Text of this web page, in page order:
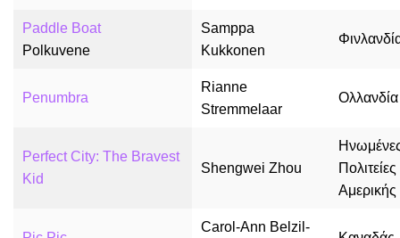
Paddle Boat
Polkuvene
Samppa
Kukkonen
Penumbra
Rianne
Stremmelaar
Ολλανδία
Perfect City: The Bravest
Kid
Shengwei Zhou
Πολιτείες
Αμερικής
Carol-Ann Belzil-